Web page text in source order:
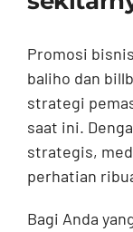
Promosi
baliho dan
strategi
saat ini.
strategis,
perhatian
Bagi Anda